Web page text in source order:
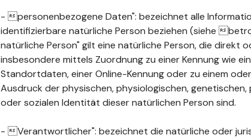
- personenbezogene Daten": bezeichnet alle
identifizierbare natürliche Person beziehen (siehe
natürliche Person" gilt eine natürliche Person, die direkt
insbesondere mittels Zuordnung zu einer Kennung wie
Standortdaten, einer Online-Kennung oder zu einem
Ausdruck der physischen, physiologischen,
oder sozialen Identität dieser natürlichen Person sind.
- Verantwortlicher": bezeichnet die natürliche oder